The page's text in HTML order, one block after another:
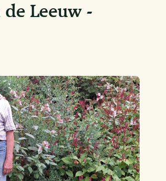
Leeuw -